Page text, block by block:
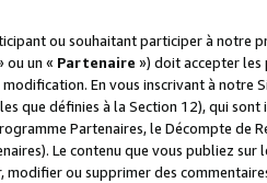
ou souhaitant participer à notre
ou un « Partenaire ») doit accepter les
En vous inscrivant à notre
que définies à la Section 12), qui
Partenaires, le Décompte de
Le contenu que vous publiez
ou supprimer des